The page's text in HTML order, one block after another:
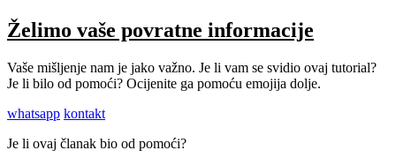
Želimo vaše povratne informacije
Vaše mišljenje nam je jako važno. Je li vam se svidio ovaj tutorial?
Je li bilo od pomoći? Ocijenite ga pomoću emojija dolje.
whatsapp kontakt
Je li ovaj članak bio od pomoći?